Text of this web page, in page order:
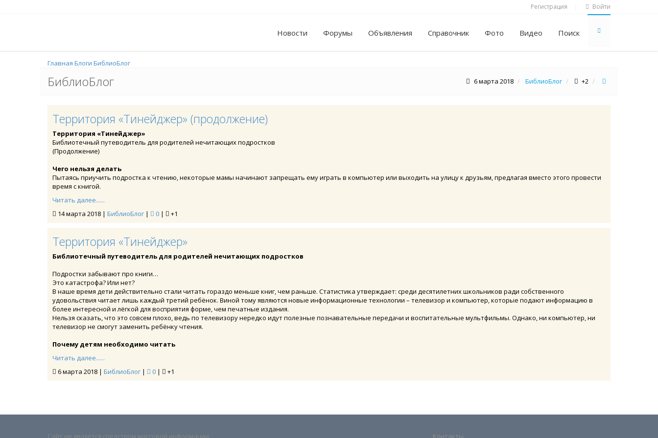
Регистрация Войти
Новости Форумы Объявления Справочник Фото Видео Поиск
Главная Блоги БиблиоБлог
БиблиоБлог 6 марта 2018 БиблиоБлог +2
Территория «Тинейджер» (продолжение)
Территория «Тинейджер»
Библиотечный путеводитель для родителей нечитающих подростков
(Продолжение)
Чего нельзя делать
Пытаясь приучить подростка к чтению, некоторые мамы начинают запрещать ему играть в компьютер или выходить на улицу к друзьям, предлагая вместо этого провести
время с книгой.
Читать далее......
14 марта 2018 | БиблиоБлог | 0 | +1
Территория «Тинейджер»
Библиотечный путеводитель для родителей нечитающих подростков
Подростки забывают про книги…
Это катастрофа? Или нет?
В наше время дети действительно стали читать гораздо меньше книг, чем раньше. Статистика утверждает: среди десятилетних школьников ради собственного
удовольствия читает лишь каждый третий ребёнок. Виной тому являются новые информационные технологии – телевизор и компьютер, которые подают информацию в
более интересной и лёгкой для восприятия форме, чем печатные издания.
Нельзя сказать, что это совсем плохо, ведь по телевизору нередко идут полезные познавательные передачи и воспитательные мультфильмы. Однако, ни компьютер, ни
телевизор не смогут заменить ребёнку чтения.
Почему детям необходимо читать
Читать далее......
6 марта 2018 | БиблиоБлог | 0 | +1
Сайт не является средством массовой информации. Контакты